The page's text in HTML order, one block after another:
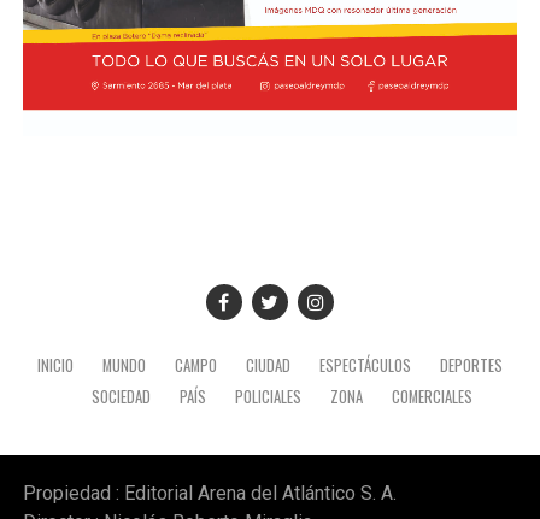
Tras la apertura de sobres, el expediente continuará su
recorrido administrativo con la intervención de la
Comisión de Estudio de Ofertas y Adjudicación, que
INICIO MUNDO CAMPO CIUDAD ESPECTÁCULOS
DEPORTES
SOCIEDAD
PAÍS POLICIALES ZONA COMERCIALES
Propiedad : Editorial Arena del Atlántico S. A.